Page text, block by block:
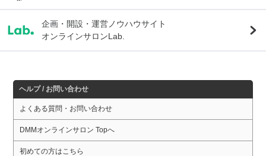
企画・開設・運営ノウハウサイト
オンラインサロンLab.
ヘルプ / お問い合わせ
よくある質問・お問い合わせ
DMMオンラインサロン Topへ
初めての方はこちら